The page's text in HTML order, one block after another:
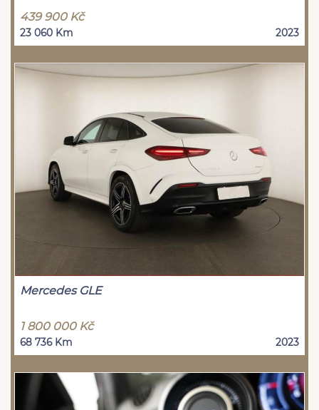
439 900 Kč
23 060 Km 2023
Mercedes GLE
1 800 000 Kč
68 736 Km 2023